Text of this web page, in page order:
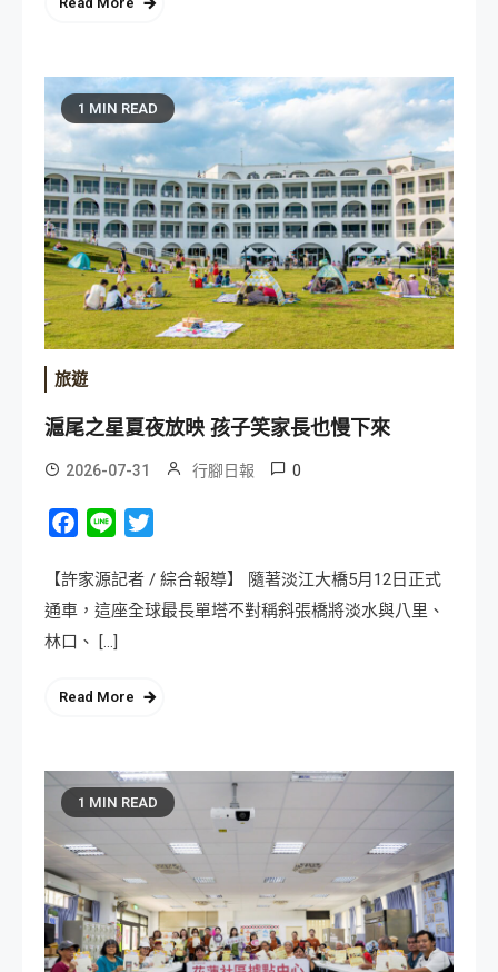
1 MIN READ
旅遊
滬尾之星夏夜放映 孩子笑家長也慢下來
2026-07-31 行腳日報 0
Facebook
Line
【許家源記者 / 綜合報導】 隨著淡江大橋5月12日正式
通車，這座全球最長單塔不對稱斜張橋將淡水與八里、
林口、 […]
Read More
1 MIN READ